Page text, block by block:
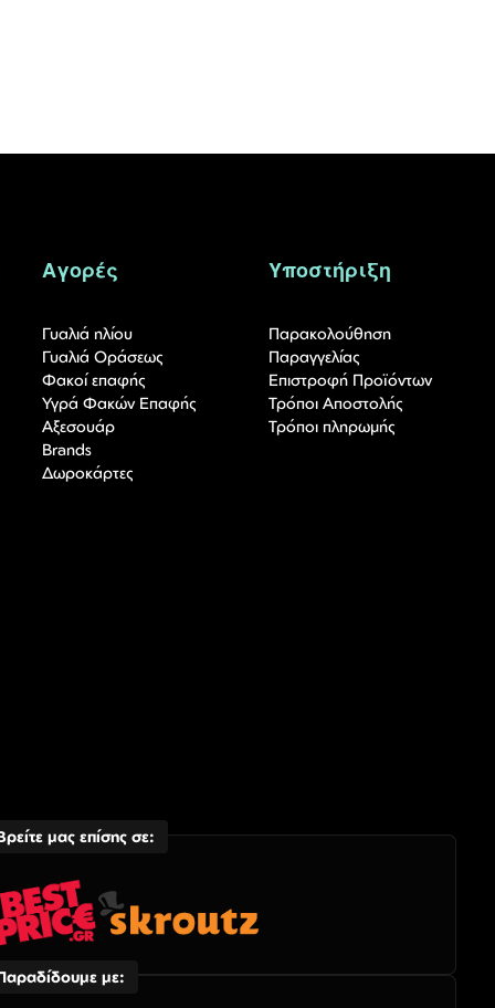
Αγορές
Γυαλιά ηλίου
Γυαλιά Οράσεως
Φακοί επαφής
Υγρά Φακών Επαφής
Αξεσουάρ
Brands
Δωροκάρτες
Υποστήριξη
Παρακολούθηση
Παραγγελίας
Επιστροφή Προϊόντων
Τρόποι Αποστολής
Τρόποι πληρωμής
μας επίσης σε:
με: